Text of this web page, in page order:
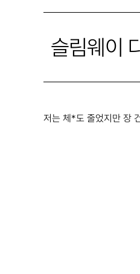
슬림웨이
저는 체*도 줄었지만 장